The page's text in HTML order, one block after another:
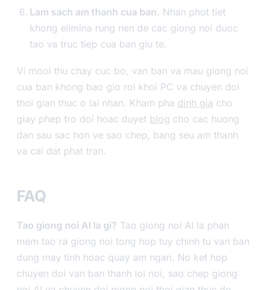
Lam sach am thanh cua ban. Nhan phot tiet
khong elimina rung nen de cac giong noi duoc
tao va truc tiep cua ban giu te.
Vi mooi thu chay cuc bo, van ban va mau giong noi
cua ban khong bao gio roi khoi PC va chuyen doi
thoi gian thuc o lai nhan. Kham pha dinh gia cho
giay phep tro doi hoac duyet blog cho cac huong
dan sau sac hon ve sao chep, bang seu am thanh
va cai dat phat tran.
FAQ
Tao giong noi AI la gi? Tao giong noi AI la phan
mem tao ra giong noi tong hop tuy chinh tu van ban
dung may tinh hoac quay am ngan. No ket hop
chuyen doi van ban thanh loi noi, sao chep giong